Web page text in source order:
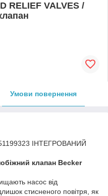
RELIEF VALVES /
Умови повернення
ІНТЕГРОВАНИЙ
клапан Becker
насос від
стисненого повітря, як